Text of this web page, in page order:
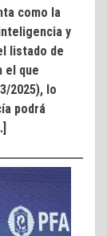
como la
y
listado de
el que
2025), lo
podrá